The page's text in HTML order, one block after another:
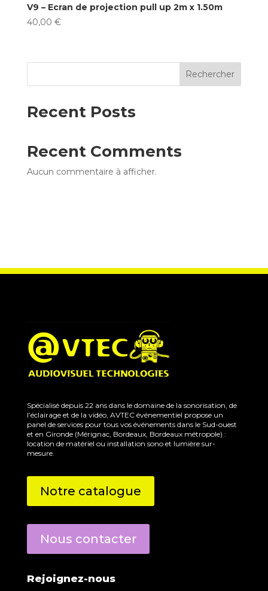
V9 – Ecran de projection pull up 2m x 1.50m
40,00 €
Rechercher
Recent Posts
Recent Comments
Aucun commentaire à afficher.
Spécialisé depuis 22 ans dans le domaine de la sonorisation, de
l’éclairage et de la vidéo, AVTEC événementiel propose un
panel de services pour tous vos événements dans le Sud-ouest
et en Gironde (Mérignac, Bordeaux, Bordeaux métropole) :
location de matériel ou installation sono et lumière sur-
mesure.
Notre catalogue
Nous contacter
Rejoignez-nous